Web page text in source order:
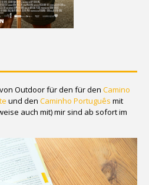
Outdoor für den für den Camino
und den Caminho Português mit
auch mit) mir sind ab sofort im